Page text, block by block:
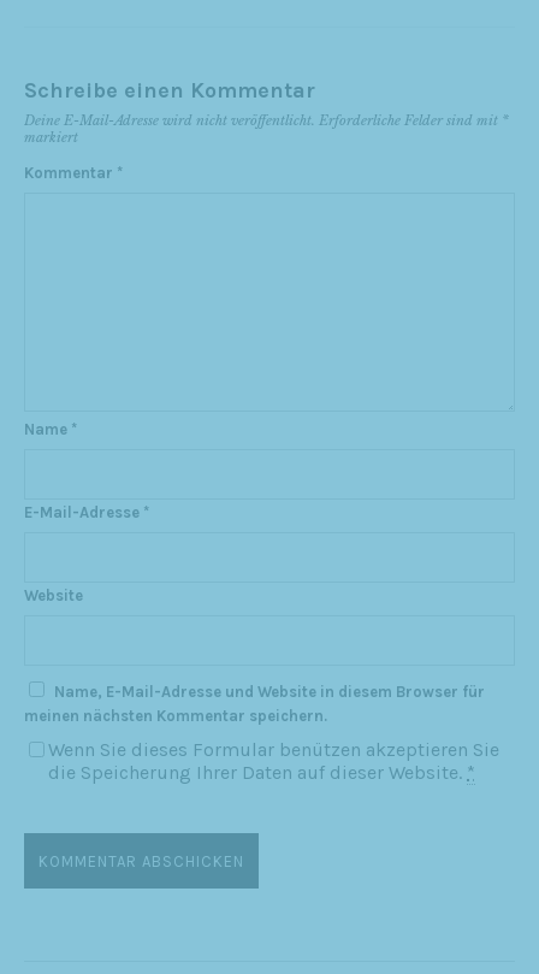
Schreibe einen Kommentar
Deine E-Mail-Adresse wird nicht veröffentlicht. Erforderliche Felder sind mit *
markiert
Kommentar *
Name *
E-Mail-Adresse *
Website
Name, E-Mail-Adresse und Website in diesem Browser für
meinen nächsten Kommentar speichern.
Wenn Sie dieses Formular benützen akzeptieren Sie
die Speicherung Ihrer Daten auf dieser Website. *